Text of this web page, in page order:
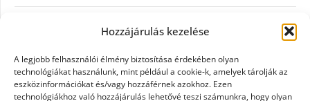
Hozzájárulás kezelése
A legjobb felhasználói élmény biztosítása érdekében olyan
technológiákat használunk, mint például a cookie-k, amelyek tárolják az
eszközinformációkat és/vagy hozzáférnek azokhoz. Ezen
technológiákhoz való hozzájárulás lehetővé teszi számunkra, hogy olyan
Egészség
Egyéb